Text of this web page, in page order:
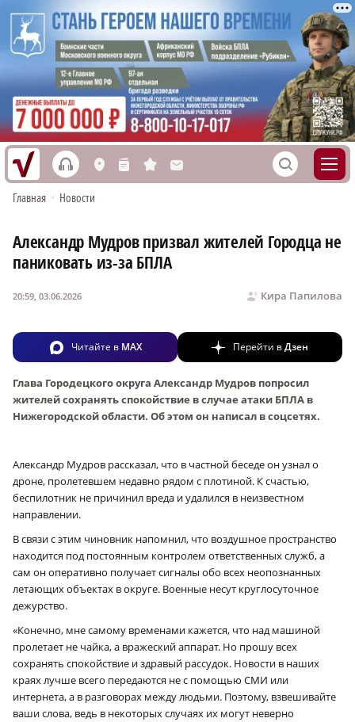
h L n s M S
Главная • Новости
Александр Мудров призвал жителей Городца не
паниковать из-за БПЛА
Кира Папилова
20:59, 03.06.2026
Читайте в MAX Перейти вДзен
Глава Городецкого округа Александр Мудров попросил
жителей сохранять спокойствие в случае атаки БПЛА в
Нижегородской области. Об этом он написал в соцсетях.
Александр Мудров рассказал, что в частной беседе он узнал о
дроне, пролетевшем недавно рядом с плотиной. К счастью,
беспилотник не причинил вреда и удалился в неизвестном
направлении.
В связи с этим чиновник напомнил, что воздушное пространство
находится под постоянным контролем ответственных служб, а
сам он оперативно получает сигналы обо всех неопознанных
летающих объектах в округе. Военные несут круглосуточное
дежурство.
«Конечно, мне самому временами кажется, что над машиной
пролетает не чайка, а вражеский аппарат. Но прошу всех
сохранять спокойствие и здравый рассудок. Новости в наших
краях лучше всего передаются не с помощью СМИ или
интернета, а в разговорах между людьми. Поэтому, взвешивайте
ваши слова, ведь в некоторых случаях их могут неверно